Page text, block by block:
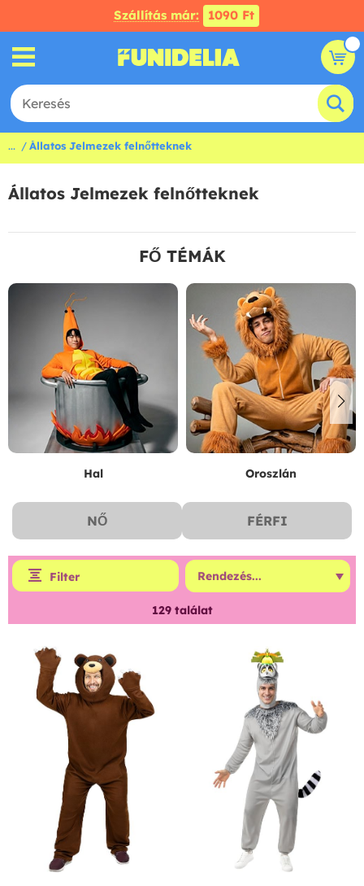
Szállítás már: 1090 Ft
... Állatos Jelmezek felnőtteknek
Állatos Jelmezek felnőtteknek
FŐ TÉMÁK
Hal Oroszlán
NŐ FÉRFI
Filter
129találat